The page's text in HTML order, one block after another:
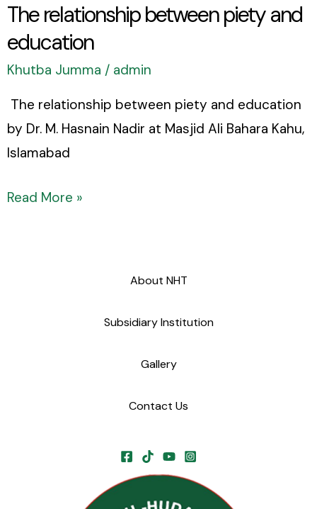
The relationship between piety and
education
Khutba Jumma / admin
The relationship between piety and education
by Dr. M. Hasnain Nadir at Masjid Ali Bahara Kahu,
Islamabad
Read More »
About NHT
Subsidiary Institution
Gallery
Contact Us